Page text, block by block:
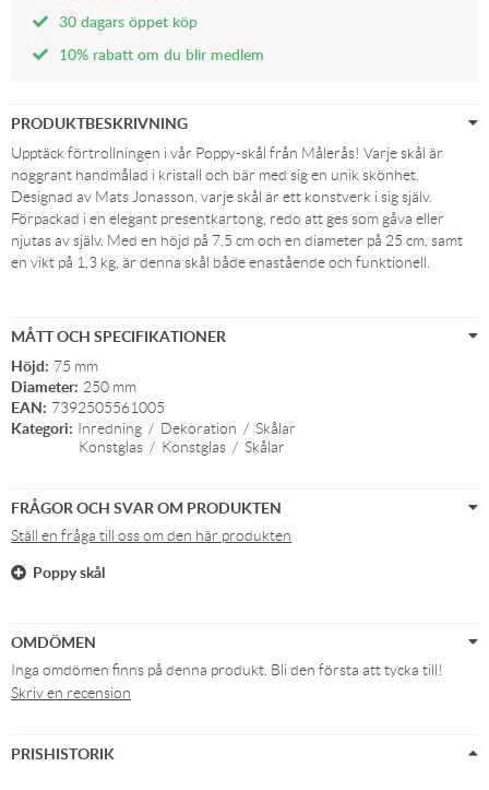
30 dagars öppet köp
10% rabatt om du blir medlem
PRODUKTBESKRIVNING
Upptäck förtrollningen i vår Poppy-skål från Målerås! Varje skål är
noggrant handmålad i kristall och bär med sig en unik skönhet.
Designad av Mats Jonasson, varje skål är ett konstverk i sig själv.
Förpackad i en elegant presentkartong, redo att ges som gåva eller
njutas av själv. Med en höjd på 7,5 cm och en diameter på 25 cm, samt
en vikt på 1,3 kg, är denna skål både enastående och funktionell.
MÅTT OCH SPECIFIKATIONER
Höjd: 75 mm
Diameter: 250 mm
EAN: 7392505561005
Kategori: Inredning / Dekoration / Skålar
Konstglas / Konstglas / Skålar
FRÅGOR OCH SVAR OM PRODUKTEN
Ställ en fråga till oss om den här produkten
Poppy skål
OMDÖMEN
Inga omdömen finns på denna produkt. Bli den första att tycka till!
Skriv en recension
PRISHISTORIK